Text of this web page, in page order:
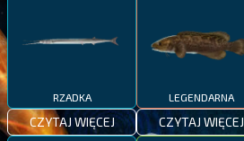
RZADKA
CZYTAJ WIĘCEJ
LEGENDARNA
CZYTAJ WIĘCEJ